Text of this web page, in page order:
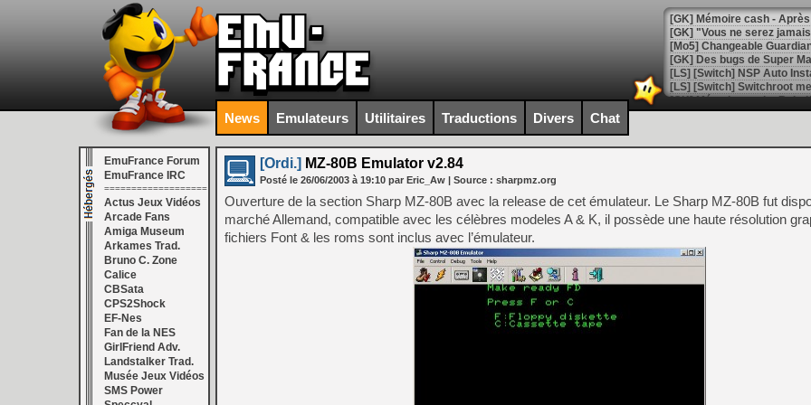
[GK] Mémoire cash -
[GK] "Vous ne serez
[Mo5] Changeable
[GK] Des bugs de Super
[LS] [Switch] NSP Auto
[GK] La saga horrifique
[GK] Le portage de Super
[Mo5] Le jeu de course
[GK] Guillermo del Toro
[GK] Mistfall Hunter : déjà
[GK] Wo Long 2 évolue
[GK] Crossfire : un TPS à
[LS] [PS5] Premiers
News Emulateurs Utilitaires Traductions Divers Chat
EmuFrance Forum
EmuFrance IRC
===================
Actus Jeux Vidéos
Arcade Fans
Amiga Museum
Arkames Trad.
Bruno C. Zone
Calice
CBSata
CPS2Shock
EF-Nes
Fan de la NES
GirlFriend Adv.
Landstalker Trad.
Musée Jeux Vidéos
SMS Power
[Ordi.] MZ-80B Emulator v2.84
Posté le 26/06/2003 à 19:10 par Eric_Aw | Source : sharpmz.org
Ouverture de la section Sharp MZ-80B avec la release de cet émulateur. Le Sharp MZ-80B fut
marché Allemand, compatible avec les célèbres modeles A & K, il possède une haute résolution
fichiers Font & les roms sont inclus avec l’émulateur.